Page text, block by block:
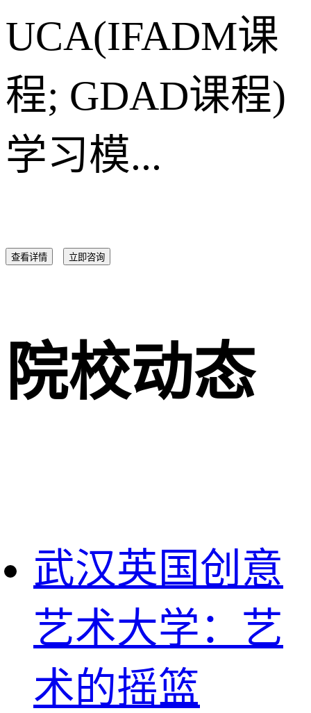
UCA(IFADM课
程; GDAD课程)
学习模...
查看详情 立即咨询
院校动态
武汉英国创意
艺术大学：艺
术的摇篮